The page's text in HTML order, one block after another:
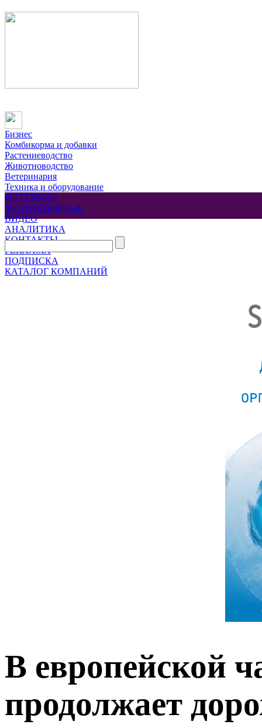
Бизнес
Комбикорма и добавки
Растениеводство
Животноводство
Ветеринария
Техника и оборудование
ИНТЕРВЬЮ
ФОТОРЕПОРТАЖ
ВИДЕО
АНАЛИТИКА
КОНТАКТЫ
РЕКЛАМА
ПОДПИСКА
КАТАЛОГ КОМПАНИЙ
В европейской
продолжает